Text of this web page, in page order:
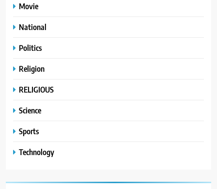
Movie
National
Politics
Religion
RELIGIOUS
Science
Sports
Technology